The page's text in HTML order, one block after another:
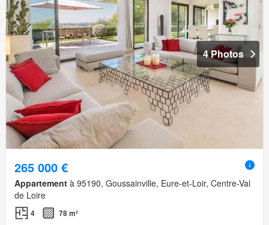
4 Photos
265 000 €
Appartement à 95190, Goussainville, Eure-et-Loir, Centre-Val
de Loire
4 78 m²